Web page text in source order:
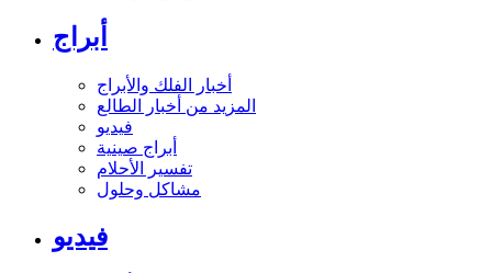
أبراج
أخبار الفلك والأبراج
المزيد من أخبار الطالع
فيديو
أبراج صينية
تفسير الأحلام
مشاكل وحلول
فيديو